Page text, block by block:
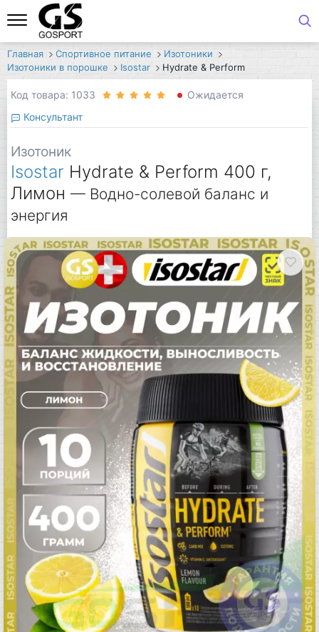
Главная Спортивное питание
Изотоники
Изотоники в порошке
Isostar Hydrate & Perform
Код товара: 1033
Ожидается
Консультант
Изотоник
Isostar Hydrate & Perform 400 г,
Лимон — Водно-солевой баланс и
энергия